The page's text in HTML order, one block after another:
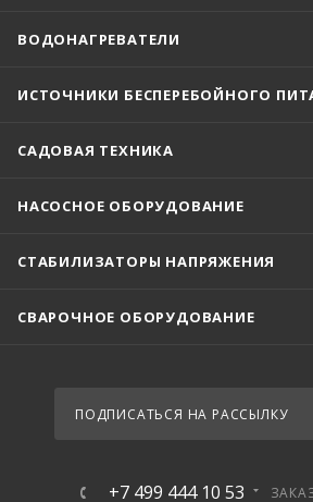
ВОДОНАГРЕВАТЕЛИ
ИСТОЧНИКИ БЕСПЕРЕБОЙНОГО
САДОВАЯ ТЕХНИКА
НАСОСНОЕ ОБОРУДОВАНИЕ
СТАБИЛИЗАТОРЫ НАПРЯЖЕНИЯ
СВАРОЧНОЕ ОБОРУДОВАНИЕ
ПОДПИСАТЬСЯ НА РАССЫЛКУ
+7 499 444 10 53